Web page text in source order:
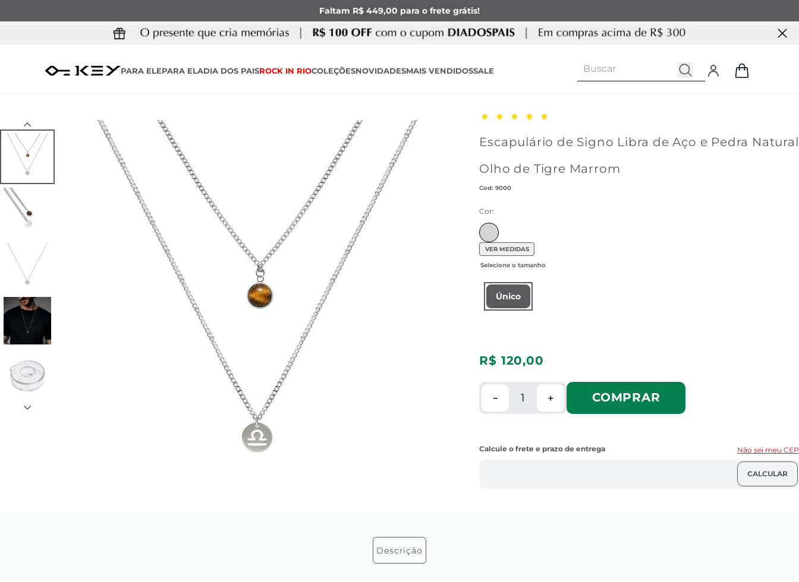
Faltam R$ 449,00 para o frete grátis!
PARA ELEPARA ELADIA DOS PAISROCK IN RIOCOLEÇÕESNOVIDADESMAIS VENDIDOSSALE
Escapulário de Signo Libra de Aço e Pedra Natural
Olho de Tigre Marrom
:9000
Cor:
VER MEDIDAS
Único
R$ 120,00
＋
－ COMPRAR
Não sei meu CEP
Descrição